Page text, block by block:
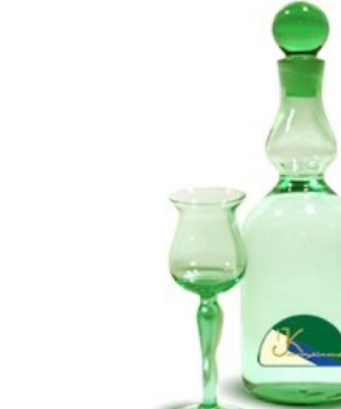
Shop
Kontakt